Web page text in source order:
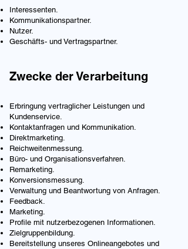
Interessenten.
Kommunikationspartner.
Nutzer.
Geschäfts- und Vertragspartner.
Zwecke der Verarbeitung
Erbringung vertraglicher Leistungen und
Kundenservice.
Kontaktanfragen und Kommunikation.
Direktmarketing.
Reichweitenmessung.
Büro- und Organisationsverfahren.
Remarketing.
Konversionsmessung.
Verwaltung und Beantwortung von Anfragen.
Feedback.
Marketing.
Profile mit nutzerbezogenen Informationen.
Zielgruppenbildung.
Bereitstellung unseres Onlineangebotes und